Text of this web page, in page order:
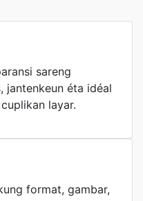
sareng
jantenkeun éta idéal
layar.
format, gambar,